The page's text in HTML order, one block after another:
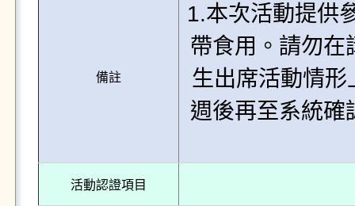
備註
1.本次活動提供
帶食用。請勿在
生出席活動情
週後再至系統確
活動認證項目